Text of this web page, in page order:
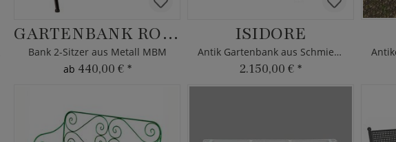
GARTENBANK ROMEO
Bank 2-Sitzer aus Metall MBM
ab 440,00 € *
ISIDORE
Antik Gartenbank aus Schmiedeeisen
2.150,00 € *